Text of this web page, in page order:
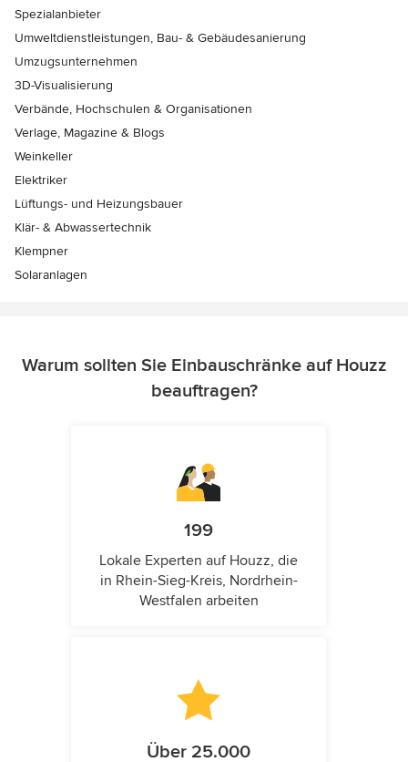
Spezialanbieter
Umweltdienstleistungen, Bau- & Gebäudesanierung
Umzugsunternehmen
3D-Visualisierung
Verbände, Hochschulen & Organisationen
Verlage, Magazine & Blogs
Weinkeller
Elektriker
Lüftungs- und Heizungsbauer
Klär- & Abwassertechnik
Klempner
Solaranlagen
Warum sollten Sie Einbauschränke auf Houzz
beauftragen?
199
Lokale Experten auf Houzz, die
in Rhein-Sieg-Kreis, Nordrhein-
Westfalen arbeiten
Über 25.000